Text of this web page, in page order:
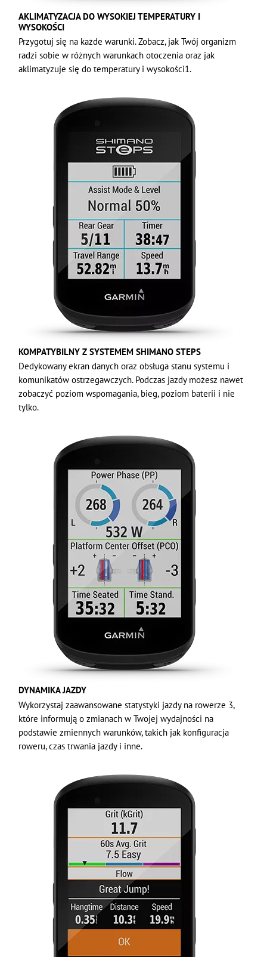
AKLIMATYZACJA DO WYSOKIEJ TEMPERATURY I
WYSOKOŚCI
Przygotuj się na każde warunki. Zobacz, jak Twój organizm
radzi sobie w różnych warunkach otoczenia oraz jak
aklimatyzuje się do temperatury i wysokości1.
KOMPATYBILNY Z SYSTEMEM SHIMANO STEPS
Dedykowany ekran danych oraz obsługa stanu systemu i
komunikatów ostrzegawczych. Podczas jazdy możesz nawet
zobaczyć poziom wspomagania, bieg, poziom baterii i nie
tylko.
DYNAMIKA JAZDY
Wykorzystaj zaawansowane statystyki jazdy na rowerze 3,
które informują o zmianach w Twojej wydajności na
podstawie zmiennych warunków, takich jak konfiguracja
roweru, czas trwania jazdy i inne.